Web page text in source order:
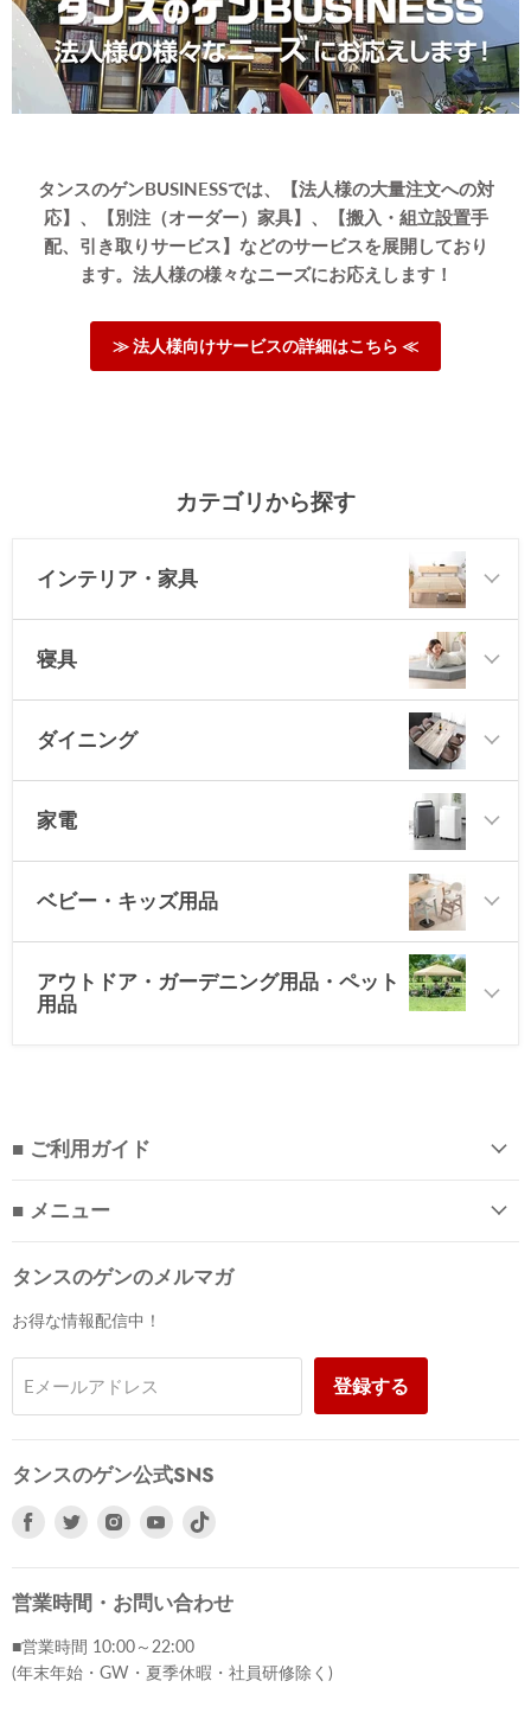
タンスのゲンBUSINESSでは、【法人様の大量注文への対
応】、【別注（オーダー）家具】、【搬入・組立設置手
配、引き取りサービス】などのサービスを展開しており
ます。法人様の様々なニーズにお応えします！
≫ 法人様向けサービスの詳細はこちら ≪
カテゴリから探す
インテリア・家具
寝具
ダイニング
家電
ベビー・キッズ用品
アウトドア・ガーデニング用品・ペット
用品
■ ご利用ガイド
■ メニュー
タンスのゲンのメルマガ
お得な情報配信中！
Eメールアドレス 登録する
タンスのゲン公式SNS
Facebook
つ
て
く
Twitter
つ
て
く
Instagram
つ
て
く
Youtube
つ
て
く
営業時間・お問い合わせ
■営業時間 10:00～22:00
(年末年始・GW・夏季休暇・社員研修除く)